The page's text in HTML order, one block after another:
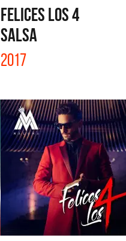
FELICES LOS 4
SALSA
2017